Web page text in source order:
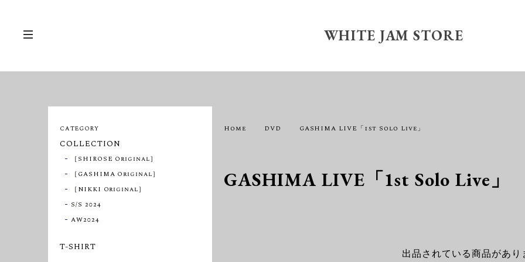
WHITE JAM STORE
Home DVD GASHIMA LIVE「1st Solo Live」
GASHIMA LIVE「1st Solo Live」
出品されている商品があり
CATEGORY
COLLECTION
［SHIROSE Original］
［GASHIMA Original］
［NIKKI Original］
S/S 2024
AW2024
T-SHIRT